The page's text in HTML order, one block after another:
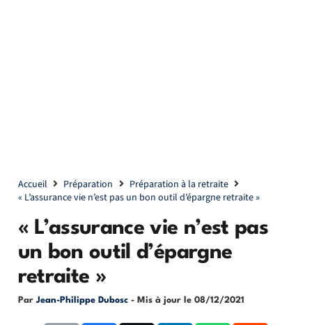
Accueil Préparation
Préparation à la retraite
« L’assurance vie n’est pas un bon outil d’épargne retraite »
« L’assurance vie n’est pas
un bon outil d’épargne
retraite »
Par Jean-Philippe Dubosc - Mis à jour le 08/12/2021